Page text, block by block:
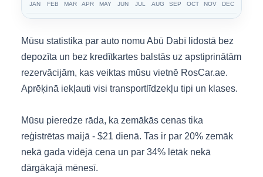
JAN FEB MAR APR MAY JUN JUL AUG SEP OCT NOV DEC
Mūsu statistika par auto nomu Abū Dabī lidostā bez
depozīta un bez kredītkartes balstās uz apstiprinātām
rezervācijām, kas veiktas mūsu vietnē RosCar.ae.
Aprēķinā iekļauti visi transportlīdzekļu tipi un klases.
Mūsu pieredze rāda, ka zemākās cenas tika
reģistrētas maijā - $21 dienā. Tas ir par 20% zemāk
nekā gada vidējā cena un par 34% lētāk nekā
dārgākajā mēnesī.